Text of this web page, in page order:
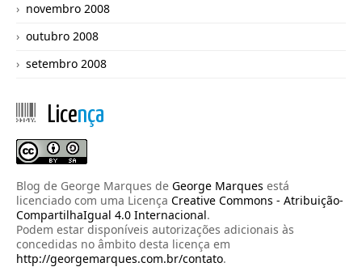
novembro 2008
outubro 2008
setembro 2008
Licença
Blog de George Marques de George Marques está
licenciado com uma Licença Creative Commons - Atribuição-
CompartilhaIgual 4.0 Internacional.
Podem estar disponíveis autorizações adicionais às
concedidas no âmbito desta licença em
http://georgemarques.com.br/contato.